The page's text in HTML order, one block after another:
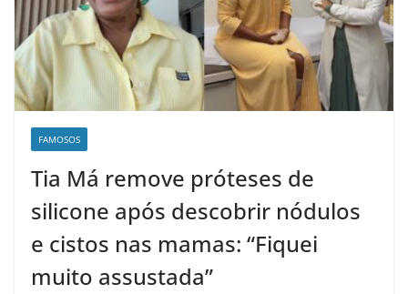
FAMOSOS
Tia Má remove próteses de
silicone após descobrir nódulos
e cistos nas mamas: “Fiquei
muito assustada”